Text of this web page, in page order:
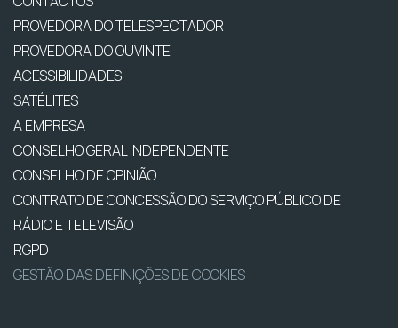
PROVEDORA DO TELESPECTADOR
PROVEDORA DO OUVINTE
ACESSIBILIDADES
SATÉLITES
A EMPRESA
CONSELHO GERAL INDEPENDENTE
CONSELHO DE OPINIÃO
CONTRATO DE CONCESSÃO DO SERVIÇO PÚBLICO DE
RÁDIO E TELEVISÃO
RGPD
GESTÃO DAS DEFINIÇÕES DE COOKIES